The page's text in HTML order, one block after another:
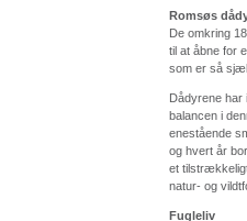
Romsøs
De omkring
til at åbne for
som er så
Dådyrene har
balancen i
enestående
og hvert år
et
natur- og
Fugleliv